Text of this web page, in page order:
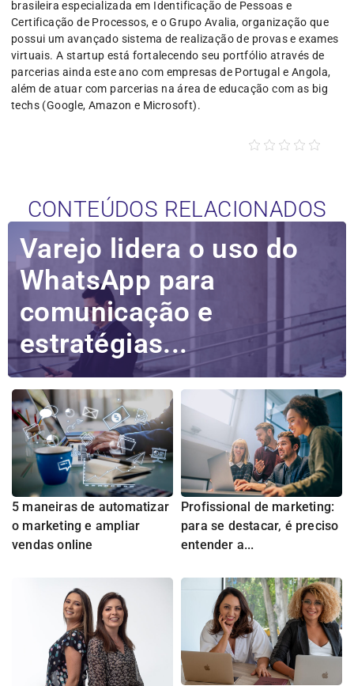
brasileira especializada em Identificação de Pessoas e
Certificação de Processos, e o Grupo Avalia, organização que
possui um avançado sistema de realização de provas e exames
virtuais. A startup está fortalecendo seu portfólio através de
parcerias ainda este ano com empresas de Portugal e Angola,
além de atuar com parcerias na área de educação com as big
techs (Google, Amazon e Microsoft).
CONTEÚDOS RELACIONADOS
Varejo lidera o uso do
WhatsApp para
comunicação e
estratégias...
5 maneiras de automatizar
o marketing e ampliar
vendas online
Profissional de marketing:
para se destacar, é preciso
entender a...